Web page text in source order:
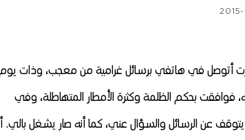
في هاتفي برسائل غرامية من معجب، وذات يوم
فوافقت بحكم الظلمة وكثرة الأمطار المتهاطلة، وفي
عن الرسائل والسؤال عني، كما أنه صار يشغل بالي.